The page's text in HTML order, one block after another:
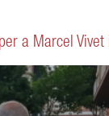
a Marcel